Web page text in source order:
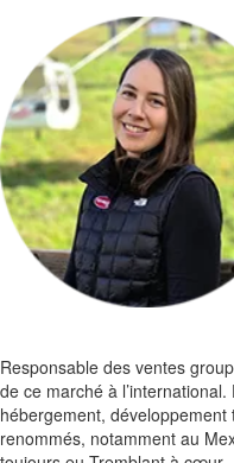
Responsable des ventes
de ce marché à
hébergement,
renommés, notamment au